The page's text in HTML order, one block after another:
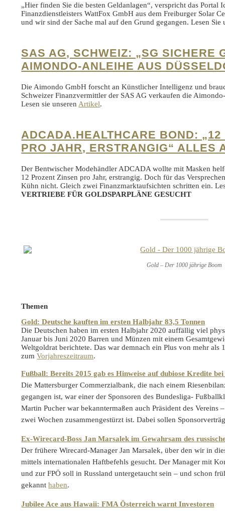
„Hier finden Sie die besten Geldanlagen“, verspricht das Portal
Finanzdienstleisters WattFox GmbH aus dem Freiburger Solar
und wir sind der Sache mal auf den Grund gegangen. Lesen Sie
SAS AG, SCHWEIZ: „SG SICHERE
AIMONDO-ANLEIHE AUS
Die Aimondo GmbH forscht an Künstlicher Intelligenz und
Schweizer Finanzvermittler der SAS AG verkaufen die
Lesen sie unseren Artikel.
ADCADA.HEALTHCARE BOND: „12
PRO JAHR, ERSTRANGIG“ ALLES
Der Bentwischer Modehändler ADCADA wollte mit Masken
12 Prozent Zinsen pro Jahr, erstrangig. Doch für das
Kühn nicht. Gleich zwei Finanzmarktaufsichten schritten ein.
VERTRIEBE FÜR GOLDSPARPLÄNE GESUCHT
Gold – Der 1000 jährige Boom
Themen
Gold: Deutsche kauften im ersten Halbjahr 83,5 Tonnen
Die Deutschen haben im ersten Halbjahr 2020 auffällig viel
Januar bis Juni 2020 Barren und Münzen mit einem
Weltgoldrat berichtete. Das war demnach ein Plus von mehr als
zumVorjahreszeitraum.
Fußball: Bereits 2015 gab es Hinweise auf dubiose Kredite
Die Mattersburger Commerzialbank, die nach einem
gegangen ist, war einer der Sponsoren des Bundesliga-
Martin Pucher war bekanntermaßen auch Präsident des Vereins
zwei Wochen zusammengestürzt ist. Dabei sollen
Ex-Wirecard-Boss Jan Marsalek im Gewahrsam des
Der frühere Wirecard-Manager Jan Marsalek, über den wir in
mittels internationalen Haftbefehls gesucht. Der Manager mit
und zur FPÖ soll in Russland untergetaucht sein – und schon
gekannthaben.
Jubilee Ace aus Hawaii: FMA Österreich warnt Investoren